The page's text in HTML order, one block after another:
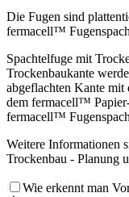
Die Fugen sind
fermacell™
Spachtelfuge mit
Trockenbaukante
abgeflachten Kante
dem fermacell™
fermacell™
Weitere Informationen
Trockenbau - Planung
Wie erkennt man